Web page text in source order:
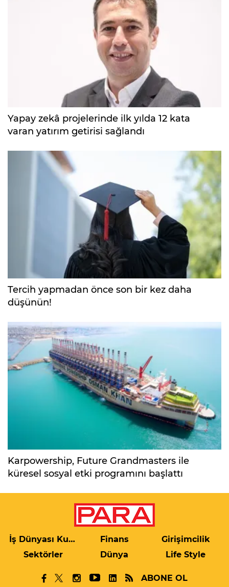
Yapay zekâ projelerinde ilk yılda 12 kata
varan yatırım getirisi sağlandı
Tercih yapmadan önce son bir kez daha
düşünün!
Karpowership, Future Grandmasters ile
küresel sosyal etki programını başlattı
İş Dünyası Kulis Finans
Girişimcilik
Sektörler
Dünya Life Style
ABONE OL